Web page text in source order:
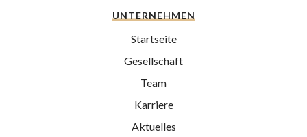
UNTERNEHMEN
Startseite
Gesellschaft
Team
Karriere
Aktuelles